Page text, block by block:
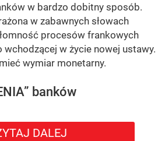
w bardzo dobitny sposób.
w zabawnych słowach
procesów frankowych
w życie nowej ustawy.
wymiar monetarny.
banków
DALEJ